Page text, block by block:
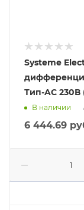
Systeme
Тип-AC 230В
В наличии
6 444.69